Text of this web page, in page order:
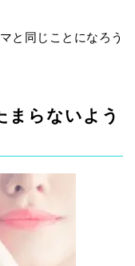
と同じことになろう
まらないよう